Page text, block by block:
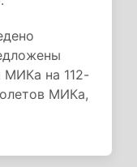
МИКа на 112-
МИКа,